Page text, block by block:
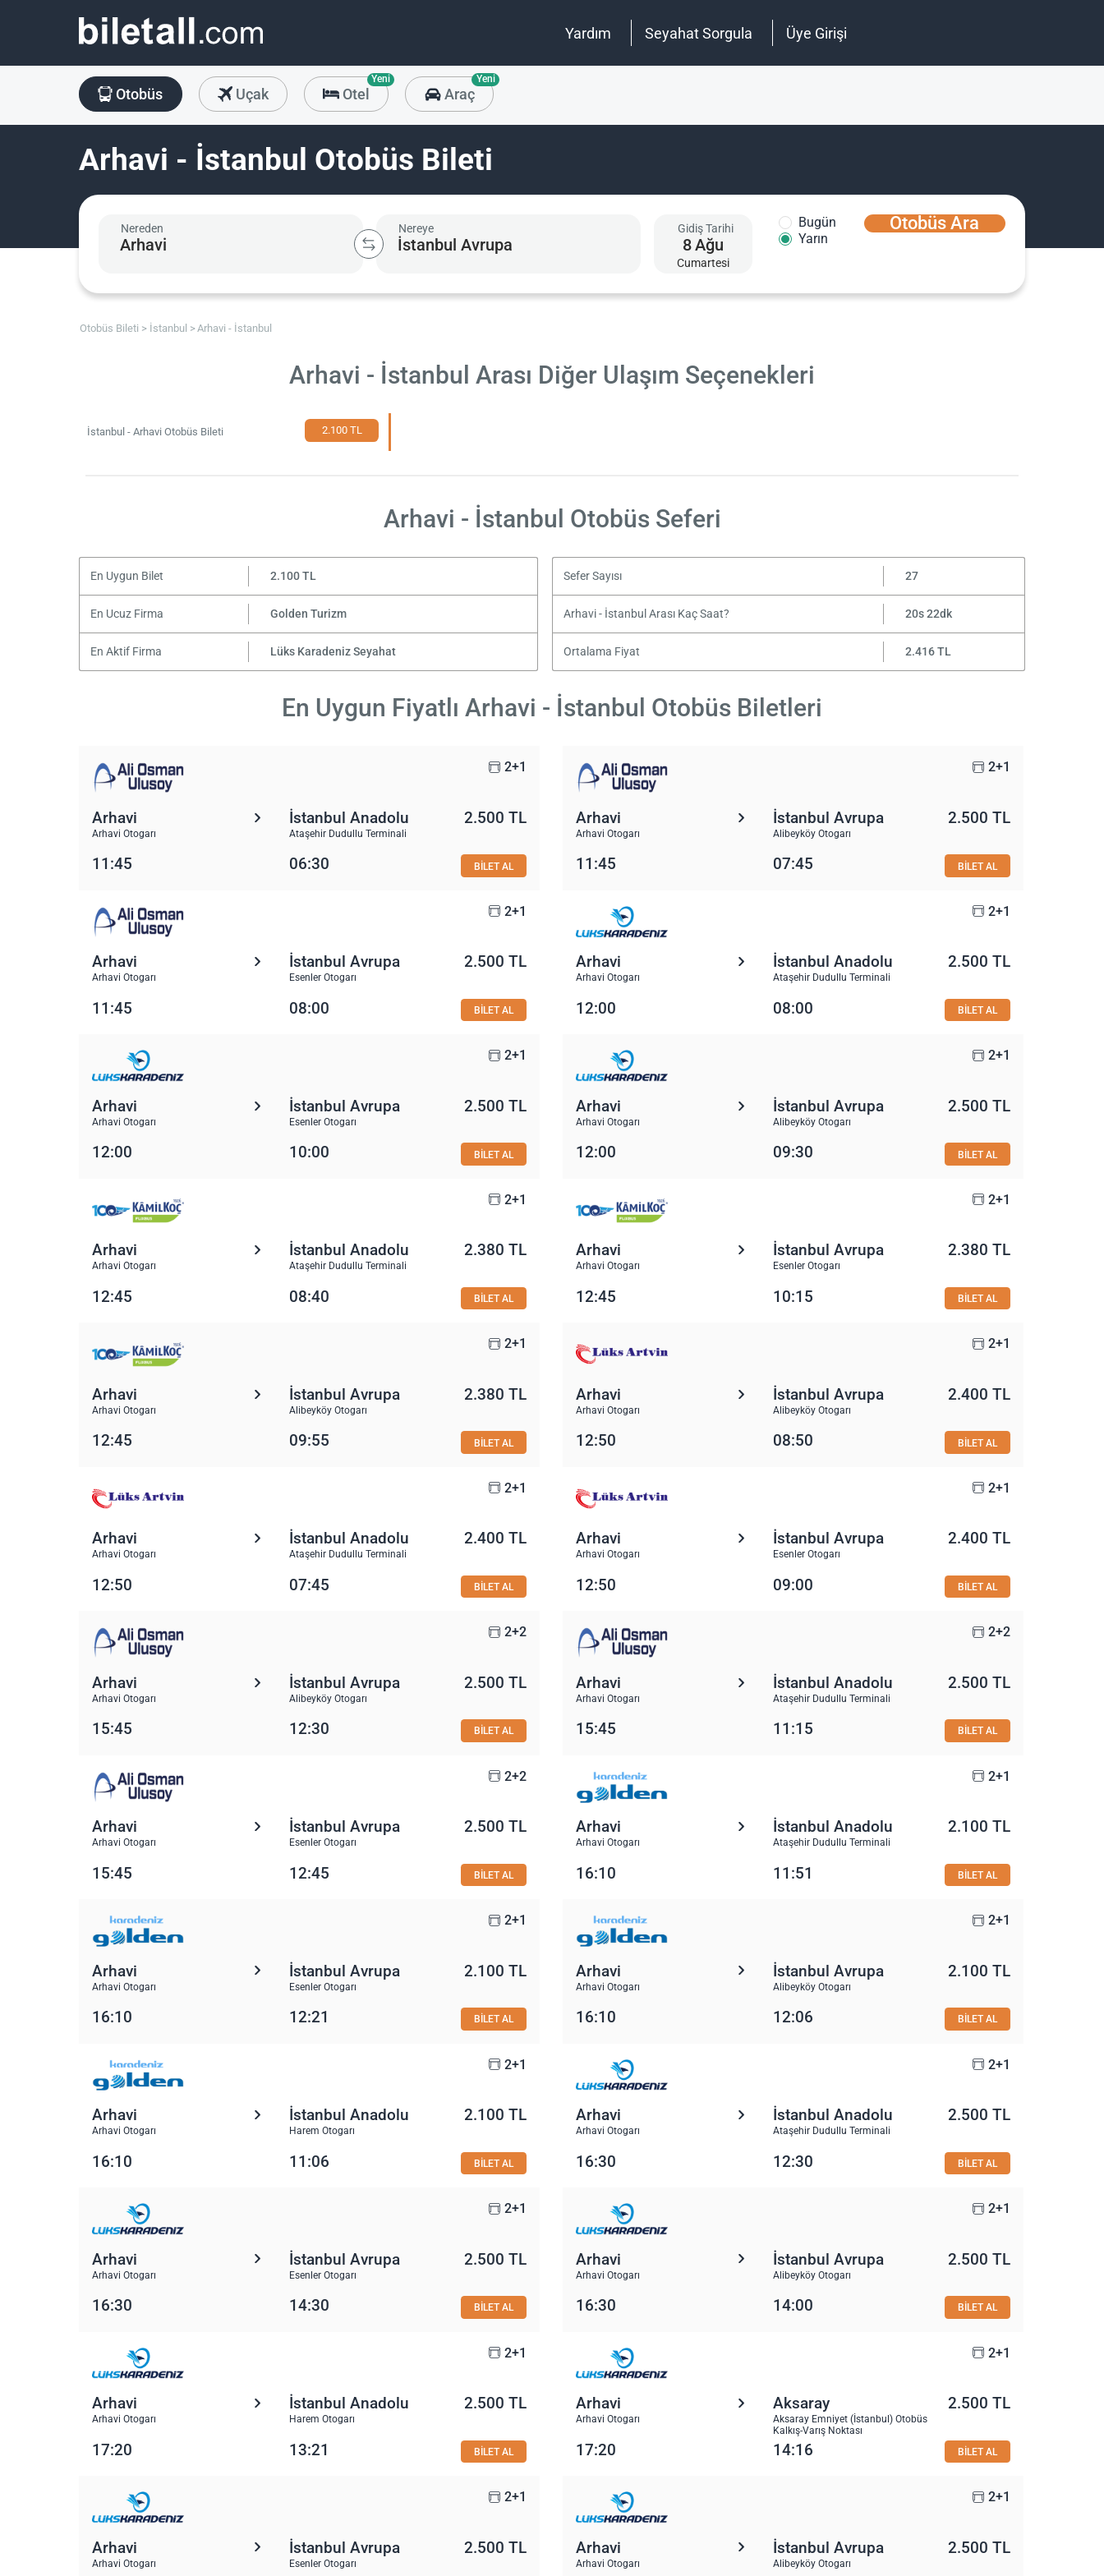
Yardım Seyahat Sorgula Üye Girişi
Otobüs Uçak Otel
Yeni
Araç
Yeni
Arhavi - İstanbul Otobüs Bileti
Nereden Nereye Gidiş Tarihi
8Ağu
Cumartesi
Bugün
Yarın
Otobüs Ara
Otobüs Bileti İstanbul Arhavi - İstanbul
Arhavi - İstanbul Arası Diğer Ulaşım Seçenekleri
İstanbul - Arhavi Otobüs Bileti 2.100 TL
Arhavi - İstanbul Otobüs Seferi
En Uygun Bilet 2.100 TL Sefer Sayısı 27
En Ucuz Firma Golden Turizm Arhavi - İstanbul Arası Kaç Saat? 20s 22dk
En Aktif Firma Lüks Karadeniz Seyahat Ortalama Fiyat 2.416 TL
En Uygun Fiyatlı Arhavi - İstanbul Otobüs Biletleri
2+1
Arhavi
Arhavi Otogarı
İstanbul Anadolu
Ataşehir Dudullu Terminali
2.500 TL
11:45 06:30 BİLET AL
2+1
Arhavi
Arhavi Otogarı
İstanbul Avrupa
Alibeyköy Otogarı
2.500 TL
11:45 07:45 BİLET AL
2+1
Arhavi
Arhavi Otogarı
İstanbul Avrupa
Esenler Otogarı
2.500 TL
11:45 08:00 BİLET AL
2+1
Arhavi
Arhavi Otogarı
İstanbul Anadolu
Ataşehir Dudullu Terminali
2.500 TL
12:00 08:00 BİLET AL
2+1
Arhavi
Arhavi Otogarı
İstanbul Avrupa
Esenler Otogarı
2.500 TL
12:00 10:00 BİLET AL
2+1
Arhavi
Arhavi Otogarı
İstanbul Avrupa
Alibeyköy Otogarı
2.500 TL
12:00 09:30 BİLET AL
2+1
Arhavi
Arhavi Otogarı
İstanbul Anadolu
Ataşehir Dudullu Terminali
2.380 TL
12:45 08:40 BİLET AL
2+1
Arhavi
Arhavi Otogarı
İstanbul Avrupa
Esenler Otogarı
2.380 TL
12:45 10:15 BİLET AL
2+1
Arhavi
Arhavi Otogarı
İstanbul Avrupa
Alibeyköy Otogarı
2.380 TL
12:45 09:55 BİLET AL
2+1
Arhavi
Arhavi Otogarı
İstanbul Avrupa
Alibeyköy Otogarı
2.400 TL
12:50 08:50 BİLET AL
2+1
Arhavi
Arhavi Otogarı
İstanbul Anadolu
Ataşehir Dudullu Terminali
2.400 TL
12:50 07:45 BİLET AL
2+1
Arhavi
Arhavi Otogarı
İstanbul Avrupa
Esenler Otogarı
2.400 TL
12:50 09:00 BİLET AL
2+2
Arhavi
Arhavi Otogarı
İstanbul Avrupa
Alibeyköy Otogarı
2.500 TL
15:45 12:30 BİLET AL
2+2
Arhavi
Arhavi Otogarı
İstanbul Anadolu
Ataşehir Dudullu Terminali
2.500 TL
15:45 11:15 BİLET AL
2+2
Arhavi
Arhavi Otogarı
İstanbul Avrupa
Esenler Otogarı
2.500 TL
15:45 12:45 BİLET AL
2+1
Arhavi
Arhavi Otogarı
İstanbul Anadolu
Ataşehir Dudullu Terminali
2.100 TL
16:10 11:51 BİLET AL
2+1
Arhavi
Arhavi Otogarı
İstanbul Avrupa
Esenler Otogarı
2.100 TL
16:10 12:21 BİLET AL
2+1
Arhavi
Arhavi Otogarı
İstanbul Avrupa
Alibeyköy Otogarı
2.100 TL
16:10 12:06 BİLET AL
2+1
Arhavi
Arhavi Otogarı
İstanbul Anadolu
Harem Otogarı
2.100 TL
16:10 11:06 BİLET AL
2+1
Arhavi
Arhavi Otogarı
İstanbul Anadolu
Ataşehir Dudullu Terminali
2.500 TL
16:30 12:30 BİLET AL
2+1
Arhavi
Arhavi Otogarı
İstanbul Avrupa
Esenler Otogarı
2.500 TL
16:30 14:30 BİLET AL
2+1
Arhavi
Arhavi Otogarı
İstanbul Avrupa
Alibeyköy Otogarı
2.500 TL
16:30 14:00 BİLET AL
2+1
Arhavi
Arhavi Otogarı
İstanbul Anadolu
Harem Otogarı
2.500 TL
17:20 13:21 BİLET AL
2+1
Arhavi
Arhavi Otogarı
Aksaray
Aksaray Emniyet (İstanbul) Otobüs
Kalkış-Varış Noktası
2.500 TL
17:20 14:16 BİLET AL
2+1
Arhavi
Arhavi Otogarı
İstanbul Avrupa
Esenler Otogarı
2.500 TL
2+1
Arhavi
Arhavi Otogarı
İstanbul Avrupa
Alibeyköy Otogarı
2.500 TL